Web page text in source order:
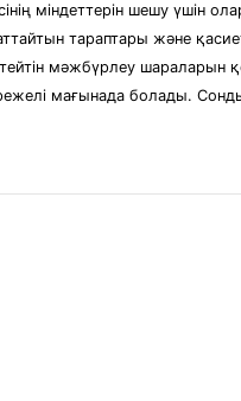
шешу үшін
тараптары және
мәжбүрлеу
мағынада болады.